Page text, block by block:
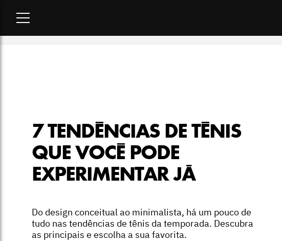
7 TENDÊNCIAS DE TÊNIS
QUE VOCÊ PODE
EXPERIMENTAR JÁ
Do design conceitual ao minimalista, há um pouco de
tudo nas tendências de tênis da temporada. Descubra
as principais e escolha a sua favorita.